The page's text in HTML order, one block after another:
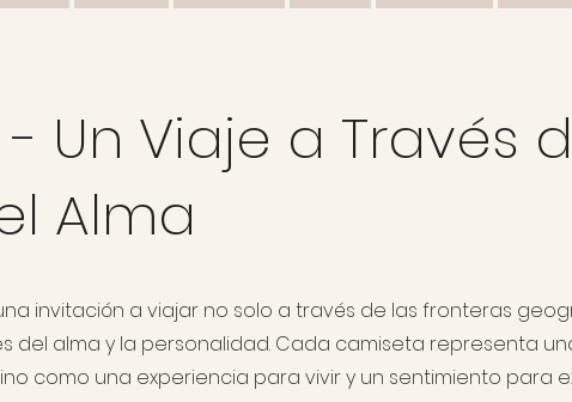
Un Viaje a Través
Alma
invitación a viajar no solo a través de las fronteras
del alma y la personalidad. Cada camiseta representa
como una experiencia para vivir y un sentimiento para